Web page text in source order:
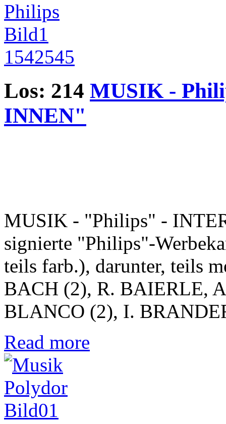
Los: 214 MUSIK -
INNEN"
MUSIK - "Philips" -
signierte "Philips"-
teils farb.), darunter, teils
BACH (2), R. BAIERLE,
BLANCO (2), I.
Read more